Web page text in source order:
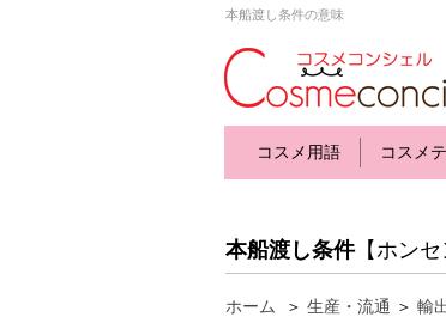
本船渡し条件の意味
コスメ用語 コスメ
本船渡し条件【ホンセ
ホーム ＞ 生産・流通 ＞ 輸